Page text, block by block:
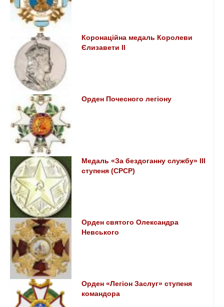
Коронаційна медаль Королеви
Єлизавети II
Орден Почесного легіону
Медаль «За бездоганну службу» III
ступеня (СРСР)
Орден святого Олександра
Невського
Орден «Легіон Заслуг» ступеня
командора